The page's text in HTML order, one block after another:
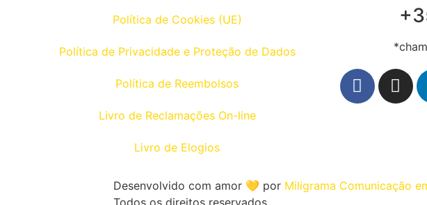
Política de Cookies (UE)
Política de Privacidade e Proteção de Dados
Política de Reembolsos
Livro de Reclamações On-line
Livro de Elogios
Desenvolvido com amor 💛 por Miligrama Comunicação
Todos os direitos reservados.